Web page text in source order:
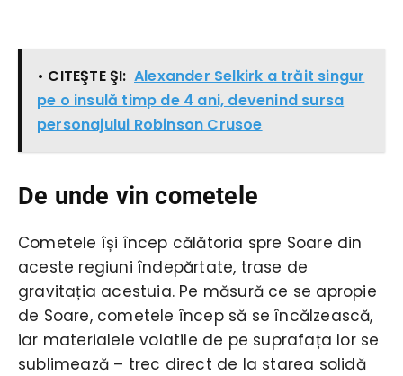
• CITEŞTE ŞI: Alexander Selkirk a trăit singur
pe o insulă timp de 4 ani, devenind sursa
personajului Robinson Crusoe
De unde vin cometele
Cometele își încep călătoria spre Soare din
aceste regiuni îndepărtate, trase de
gravitația acestuia. Pe măsură ce se apropie
de Soare, cometele încep să se încălzească,
iar materialele volatile de pe suprafața lor se
sublimează – trec direct de la starea solidă